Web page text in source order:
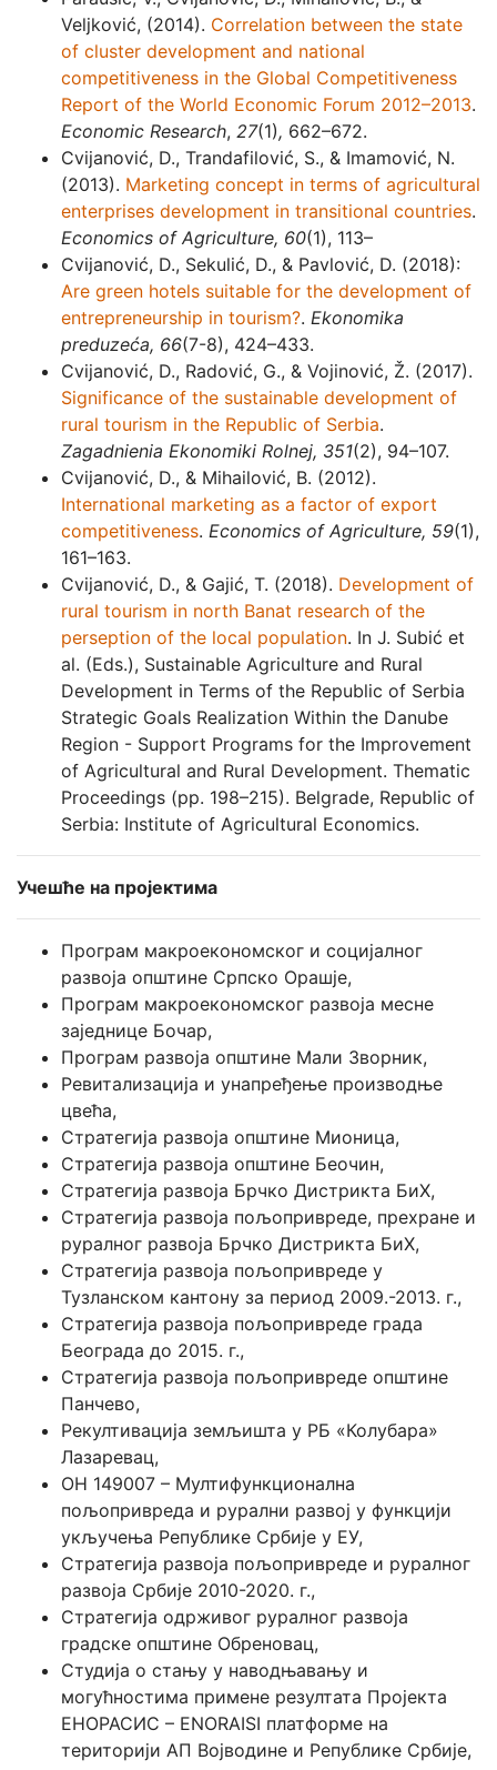
Veljković, (2014). Correlation between the state
of cluster development and national
competitiveness in the Global Competitiveness
Report of the World Economic Forum 2012–2013.
Economic Research, 27(1), 662–672.
Cvijanović, D., Trandafilović, S., & Imamović, N.
(2013). Marketing concept in terms of agricultural
enterprises development in transitional countries.
Economics of Agriculture, 60(1), 113–
Cvijanović, D., Sekulić, D., & Pavlović, D. (2018):
Are green hotels suitable for the development of
entrepreneurship in tourism?. Ekonomika
preduzeća, 66(7-8), 424–433.
Cvijanović, D., Radović, G., & Vojinović, Ž. (2017).
Significance of the sustainable development of
rural tourism in the Republic of Serbia.
Zagadnienia Ekonomiki Rolnej, 351(2), 94–107.
Cvijanović, D., & Mihailović, B. (2012).
International marketing as a factor of export
competitiveness. Economics of Agriculture, 59(1),
161–163.
Cvijanović, D., & Gajić, T. (2018). Development of
rural tourism in north Banat research of the
perseption of the local population. In J. Subić et
al. (Eds.), Sustainable Agriculture and Rural
Development in Terms of the Republic of Serbia
Strategic Goals Realization Within the Danube
Region - Support Programs for the Improvement
of Agricultural and Rural Development. Thematic
Proceedings (pp. 198–215). Belgrade, Republic of
Serbia: Institute of Agricultural Economics.
Учешће на пројектима
Програм макроекономског и социјалног
развоја општине Српско Орашје,
Програм макроекономског развоја месне
заједнице Бочар,
Програм развоја општине Мали Зворник,
Ревитализација и унапређење производње
цвећа,
Стратегија развоја општине Мионица,
Стратегија развоја општине Беочин,
Стратегија развоја Брчко Дистрикта БиХ,
Стратегија развоја пољопривреде, прехране и
руралног развоја Брчко Дистрикта БиХ,
Стратегија развоја пољопривреде у
Тузланском кантону за период 2009.-2013. г.,
Стратегија развоја пољопривреде града
Београда до 2015. г.,
Стратегија развоја пољопривреде општине
Панчево,
Рекултивација земљишта у РБ «Колубара»
Лазаревац,
ОН 149007 – Мултифункционална
пољопривреда и рурални развој у функцији
укључења Републике Србије у ЕУ,
Стратегија развоја пољопривреде и руралног
развоја Србије 2010-2020. г.,
Стратегија одрживог руралног развоја
градске општине Обреновац,
Студијa о стању у наводњавању и
могућностима примене резултата Пројекта
ЕНОРАСИС – ENORAISI платформе на
територији АП Војводине и Републике Србије,